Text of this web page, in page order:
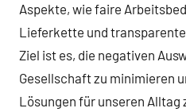
Aspekte, wie faire
Lieferkette und
Ziel ist es, die negativen
Gesellschaft zu minimieren
Lösungen für unseren Alltag